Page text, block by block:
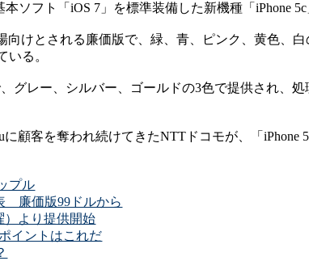
ソフト「iOS 7」を標準装備した新機種「iPhone 5c
向けとされる廉価版で、緑、青、ピンク、黄色、
いる。
、グレー、シルバー、ゴールドの3色で提供され、
顧客を奪われ続けてきたNTTドコモが、「iPhone
プル
廉価版99ドルから
）より提供開始
イントはこれだ